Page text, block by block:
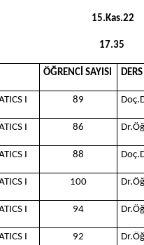
15.Kas.22
17.35
ÖĞRENCİ SAYISI
I 89
I 86
I 88
I 100
I 94
I 92